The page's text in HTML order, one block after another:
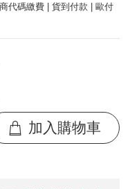
代碼繳費 | 貨到付款 | 歐付
加入購物車